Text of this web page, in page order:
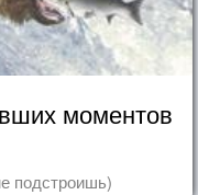
моментов
подстроишь)